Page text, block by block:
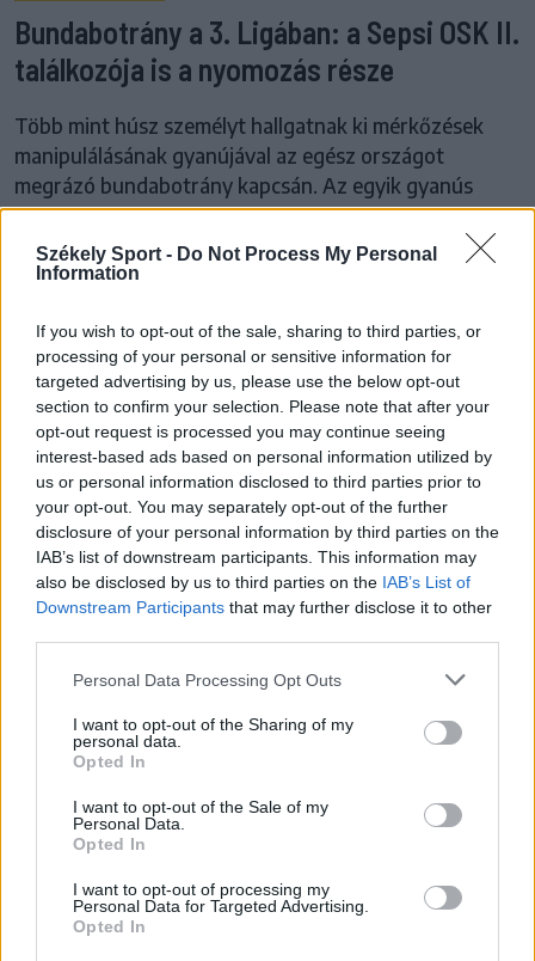
Székely Sport - Do Not Process My Personal
Information
If you wish to opt-out of the sale, sharing to third parties, or
processing of your personal or sensitive information for
targeted advertising by us, please use the below opt-out
section to confirm your selection. Please note that after your
opt-out request is processed you may continue seeing
interest-based ads based on personal information utilized by
us or personal information disclosed to third parties prior to
your opt-out. You may separately opt-out of the further
disclosure of your personal information by third parties on the
IAB’s list of downstream participants. This information may
also be disclosed by us to third parties on the IAB’s List of
Downstream Participants that may further disclose it to other
Personal Data Processing Opt Outs
I want to opt-out of the Sharing of my
personal data.
Opted In
I want to opt-out of the Sale of my
Personal Data.
Opted In
I want to opt-out of processing my
Personal Data for Targeted Advertising.
Opted In
Bundabotrány a 3. Ligában: a Sepsi OSK II.
találkozója is a nyomozás része
Több mint húsz személyt hallgatnak ki mérkőzések
manipulálásának gyanújával az egész országot
megrázó bundabotrány kapcsán. Az egyik gyanús
mérkőzést Sepsiszentgyörgyön játszotta a
célkeresztbe került csapat. Diószegi László is
megszólalt az ügyben.
BUKARESTI METALOGLOBUS
Sportfogadási botrány a Szuperligában –
fegyelmi- vagy büntetőügy lesz belőle
Nagy vihart kavart a román labdarúgásban a Bukaresti
Metaloglobust érintő fogadási botrány, amelyben több
játékos is érintett lehet. A gyanú szerint saját